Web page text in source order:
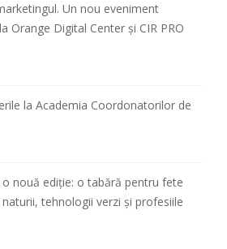
Un nou eveniment
Orange Digital Center și CIR PRO
la Academia Coordonatorilor de
o nouă ediție: o tabără pentru fete
tehnologii verzi și profesiile